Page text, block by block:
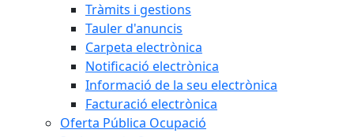
Tràmits i gestions
Tauler d'anuncis
Carpeta electrònica
Notificació electrònica
Informació de la seu electrònica
Facturació electrònica
Oferta Pública Ocupació